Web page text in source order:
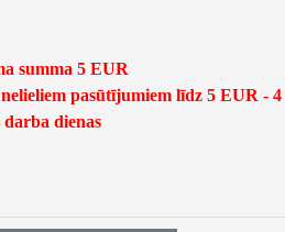
summa 5 EUR
pasūtījumiem līdz 5 EUR -
darba dienas